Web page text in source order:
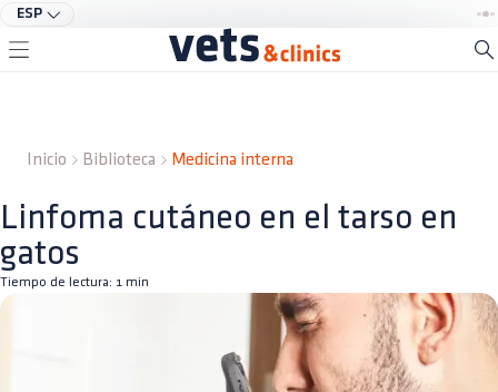
ESP
Inicio Biblioteca Medicina interna
Linfoma cutáneo en el tarso en
gatos
Tiempo de lectura: 1 min